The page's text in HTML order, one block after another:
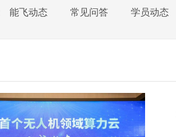
能飞动态 常见问答 学员动态